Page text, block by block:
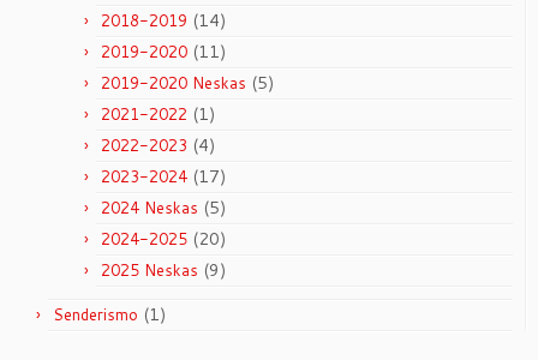
2018-2019 (14)
2019-2020 (11)
2019-2020 Neskas (5)
2021-2022 (1)
2022-2023 (4)
2023-2024 (17)
2024 Neskas (5)
2024-2025 (20)
2025 Neskas (9)
Senderismo (1)